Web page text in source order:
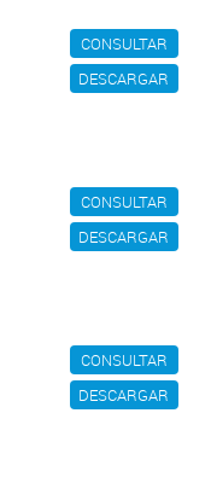
CONSULTAR
DESCARGAR
CONSULTAR
DESCARGAR
CONSULTAR
DESCARGAR